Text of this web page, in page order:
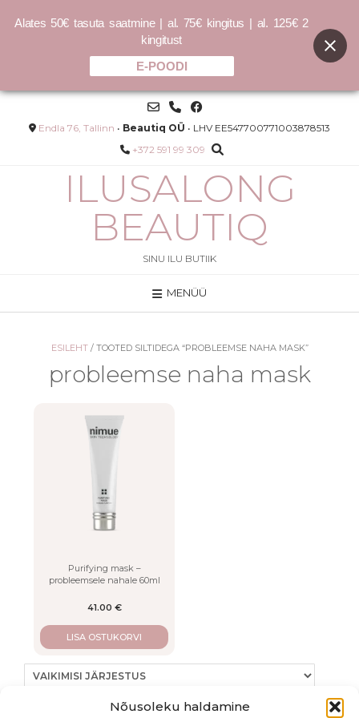
Nõusoleku haldamine
BEDROOM.HAIR juukselakk -
250ml
Skip
contentEndla 76, Tallinn • Beautiq OÜ • LHV EE547700771003878513
+372 591 99 309
ILUSALONG
BEAUTIQ
SINU ILU BUTIIK
MENÜÜ
ESILEHT/ TOOTED SILTIDEGA “PROBLEEMSE NAHA MASK”
probleemse naha mask
Purifying mask –
probleemsele nahale 60ml
41.00 €
LISA OSTUKORVI
Alates 50€ tasuta saatmine | al. 75€ kingitus | al. 125€ 2
kingitust
E-POODI